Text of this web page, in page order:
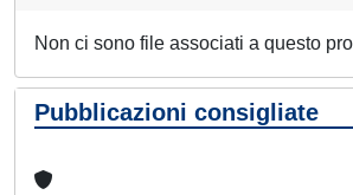
Non ci sono file associati a questo
Pubblicazioni consigliate